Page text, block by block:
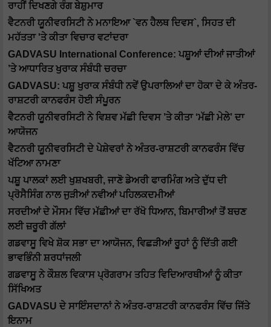
ਰਾਹੀਂ ਦਿਖਣਗੇ ਰੰਗ ਬੇਸ਼ੁਮਾਰ
ਵੈਟਨਰੀ ਯੂਨੀਵਰਸਿਟੀ ਨੇ ਮਨਾਇਆ `ਵਨ ਹੈਲਥ ਦਿਵਸ`, ਸਿਹਤ ਦੀ
ਮਹੱਤਤਾ 'ਤੇ ਕੀਤਾ ਵਿਚਾਰ ਵਟਾਂਦਰਾ
GADVASU International Conference: ਪਸ਼ੂਆਂ ਦੀਆਂ ਜਾਤੀਆਂ
’ਤੇ ਆਧਾਰਿਤ ਖੁਰਾਕ ਸੰਬੰਧੀ ਚਰਚਾ
GADVASU: ਪਸ਼ੂ ਖੁਰਾਕ ਸੰਬੰਧੀ ਨਵੇਂ ਉਪਰਾਲਿਆਂ ਦਾ ਹੋਕਾ ਦੇ ਕੇ ਅੰਤਰ-
ਰਾਸ਼ਟਰੀ ਕਾਨਫਰੰਸ ਹੋਈ ਸੰਪੂਰਨ
ਵੈਟਨਰੀ ਯੂਨੀਵਰਸਿਟੀ ਨੇ ਵਿਸ਼ਵ ਮੱਛੀ ਦਿਵਸ ’ਤੇ ਕੀਤਾ ‘ਮੱਛੀ ਮੇਲੇ’ ਦਾ
ਆਯੋਜਨ
ਵੈਟਨਰੀ ਯੂਨੀਵਰਸਿਟੀ ਦੇ ਪੇਸ਼ੇਵਰਾਂ ਨੇ ਅੰਤਰ-ਰਾਸ਼ਟਰੀ ਕਾਨਫਰੰਸ ਵਿੱਚ
ਖੱਟਿਆ ਨਾਮਣਾ
ਪਸ਼ੂ ਪਾਲਕਾਂ ਲਈ ਖੁਸ਼ਖਬਰੀ, ਜਾਣੋ ਡੇਅਰੀ ਫਾਰਮਿੰਗ ਅਤੇ ਦੁੱਧ ਦੀ
ਪ੍ਰੋਸੈਸਿੰਗ ਨਾਲ ਜੁੜੀਆਂ ਨਵੀਆਂ ਪਹਿਲਕਦਮੀਆਂ
ਸਰਦੀਆਂ ਦੇ ਮੌਸਮ ਵਿੱਚ ਮੱਛੀਆਂ ਦਾ ਰੱਖੋ ਧਿਆਨ, ਬਿਮਾਰੀਆਂ ਤੋਂ ਬਚਣ
ਲਈ ਜ਼ਰੂਰੀ ਗੱਲਾਂ
ਗਡਵਾਸੂ ਵਿਖੇ ਸ਼ੋਕ ਸਭਾ ਦਾ ਆਯੋਜਨ, ਵਿਛੜੀਆਂ ਰੂਹਾਂ ਨੂੰ ਦਿੱਤੀ ਗਈ
ਭਾਵਭਿੰਨੀ ਸ਼ਰਧਾਂਜਲੀ
ਗਡਵਾਸੂ ਨੇ ਕੌਸ਼ਲ ਵਿਕਾਸ ਪ੍ਰੋਗਰਾਮ ਤਹਿਤ ਵਿਦਿਆਰਥੀਆਂ ਨੂੰ ਕੀਤਾ
ਸਿੱਖਿਅਤ
GADVASU ਦੇ ਸਾਇੰਸਦਾਨਾਂ ਨੇ ਅੰਤਰ-ਰਾਸ਼ਟਰੀ ਕਾਨਫਰੰਸ ਵਿੱਚ ਜਿੱਤੇ
ਇਨਾਮ